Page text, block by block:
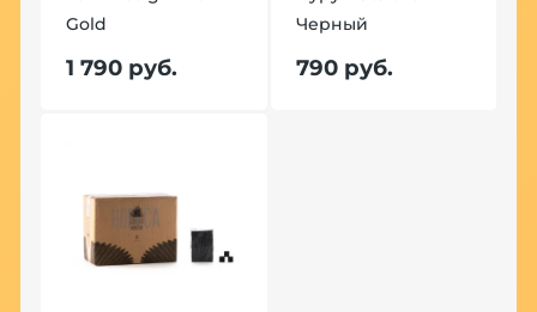
Gold
1 790 руб.
Черный
790 руб.